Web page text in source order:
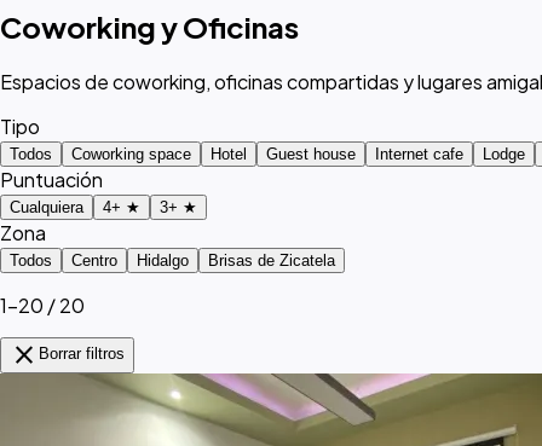
Coworking y Oficinas
Espacios de coworking, oficinas compartidas y lugares
Tipo
Todos Coworking space Hotel Guest house Internet cafe Lodge
Puntuación
Cualquiera 4+ ★ 3+ ★
Zona
Todos Centro Hidalgo Brisas de Zicatela
1–20 / 20
close Borrar filtros